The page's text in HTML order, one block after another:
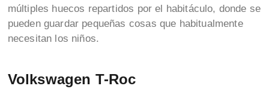
múltiples huecos repartidos por el habitáculo, donde se
pueden guardar pequeñas cosas que habitualmente
necesitan los niños.
Volkswagen T-Roc